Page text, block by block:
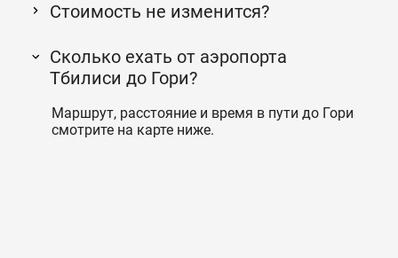
Стоимость не изменится?
Сколько ехать от аэропорта
Тбилиси до Гори?
Маршрут, расстояние и время в пути до Гори
смотрите на карте ниже.